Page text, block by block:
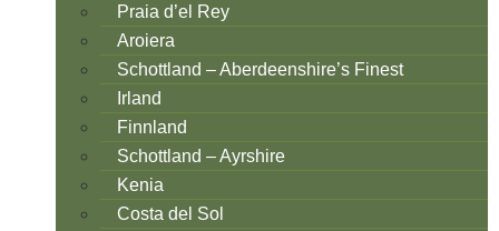
Praia d’el Rey
Aroiera
Schottland – Aberdeenshire’s Finest
Irland
Finnland
Schottland – Ayrshire
Kenia
Costa del Sol